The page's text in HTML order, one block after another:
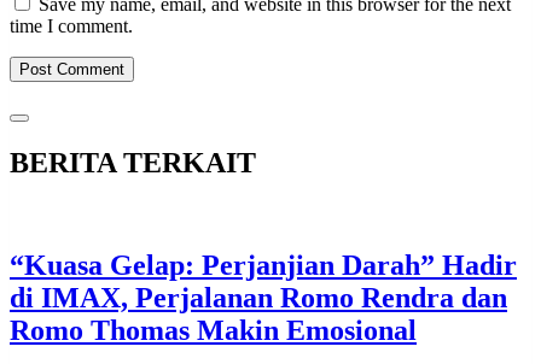
Save my name, email, and website in this browser for the next
time I comment.
BERITA TERKAIT
“Kuasa Gelap: Perjanjian Darah” Hadir
di IMAX, Perjalanan Romo Rendra dan
Romo Thomas Makin Emosional